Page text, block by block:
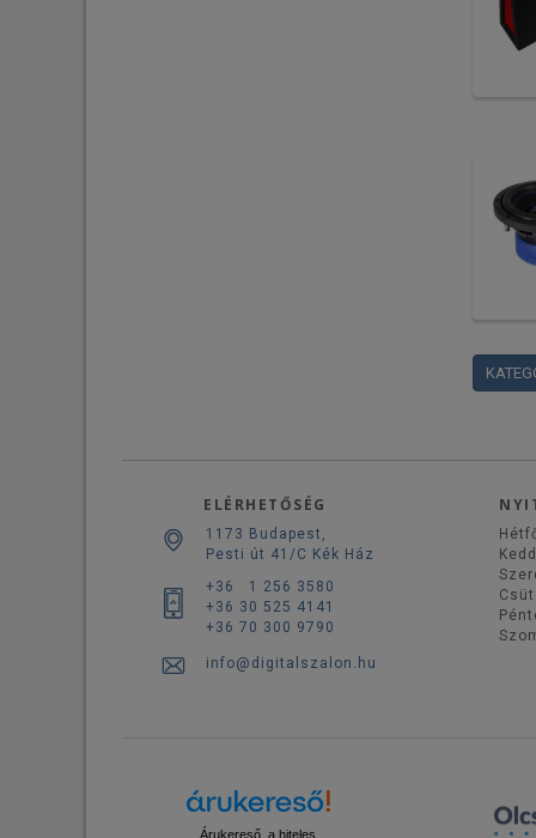
ELÉRHETŐSÉG
1173 Budapest,
Pesti út 41/C Kék Ház
+36 1 256 3580
+36 30 525 4141
+36 70 300 9790
info@digitalszalon.hu
Kedd
Árukereső, a hiteles